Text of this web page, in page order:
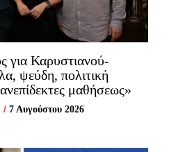
για Καρυστιανού-
ψεύδη, πολιτική
μαθήσεως»
/ 7 Αυγούστου 2026